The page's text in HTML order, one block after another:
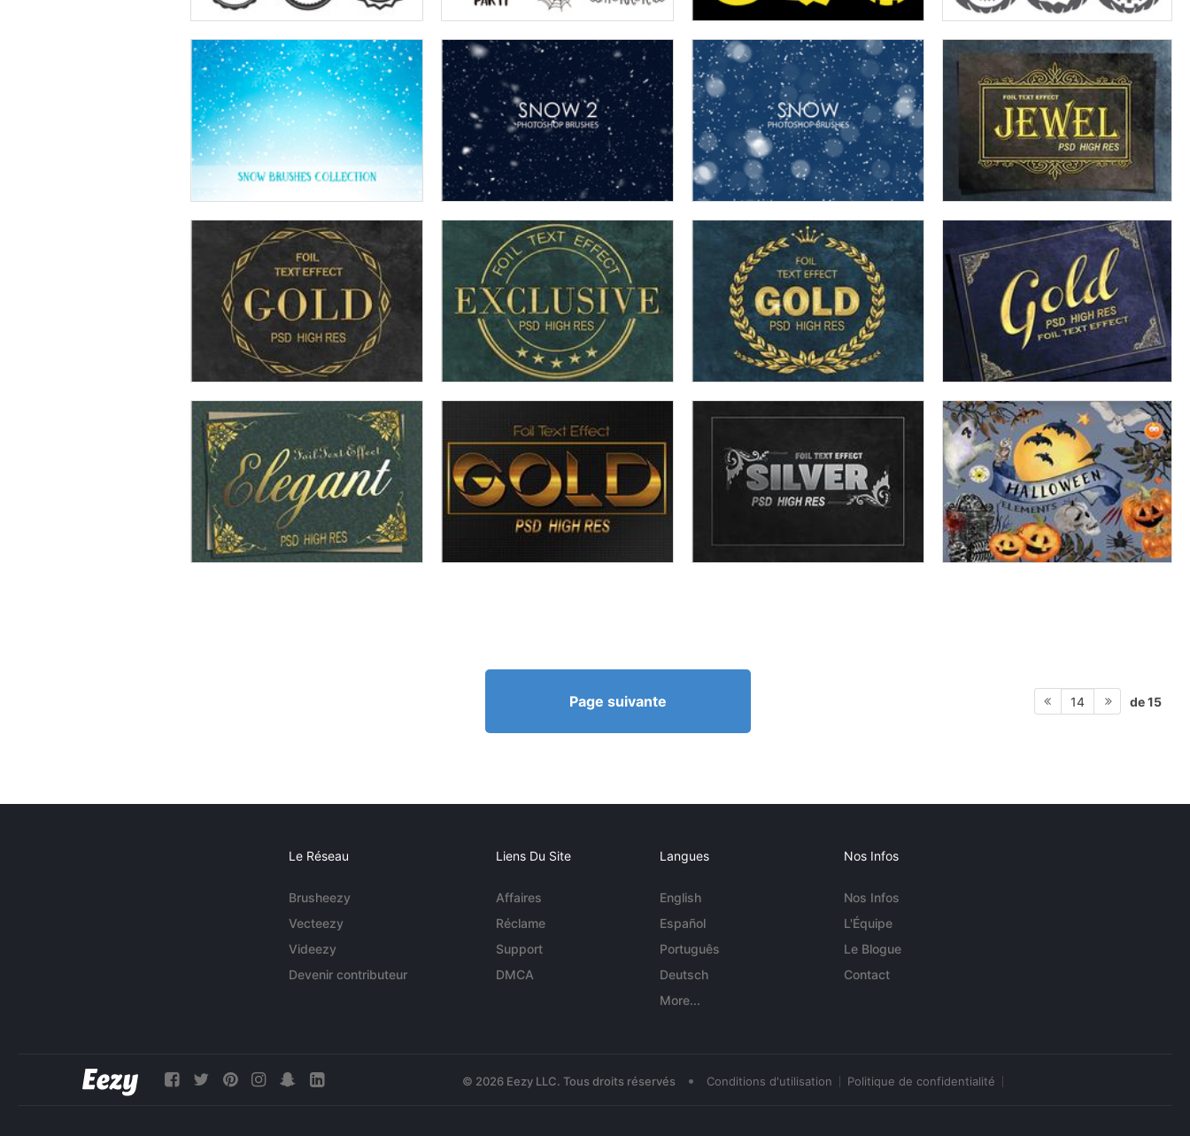
Page suivante 14 de 15
Le Réseau
Brusheezy
Vecteezy
Videezy
Devenir contributeur
Liens Du Site
Affaires
Réclame
Support
DMCA
Langues
English
Español
Português
Deutsch
More...
Nos Infos
Nos Infos
L'Équipe
Le Blogue
Contact
© 2026 Eezy LLC. Tous droits réservés • Conditions d'utilisation Politique de confidentialité